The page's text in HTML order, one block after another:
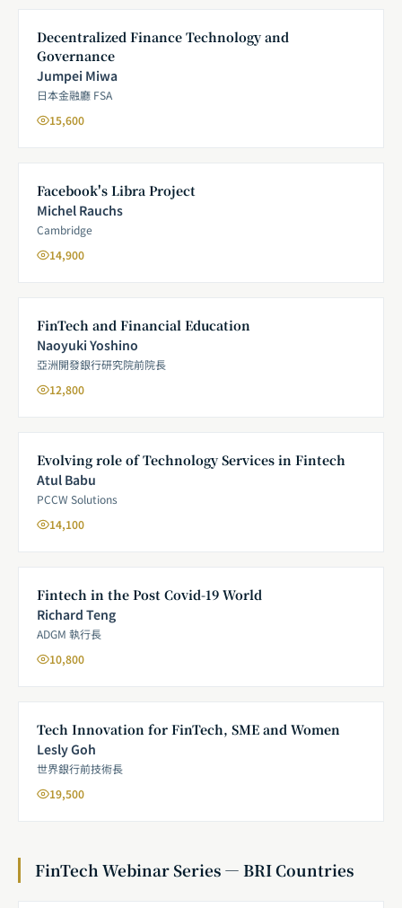
Decentralized Finance Technology and
Governance
Jumpei Miwa
日本金融廳 FSA
15,600
Facebook's Libra Project
Michel Rauchs
Cambridge
14,900
FinTech and Financial Education
Naoyuki Yoshino
亞洲開發銀行研究院前院長
12,800
Evolving role of Technology Services in Fintech
Atul Babu
PCCW Solutions
14,100
Fintech in the Post Covid-19 World
Richard Teng
ADGM 執行長
10,800
Tech Innovation for FinTech, SME and Women
Lesly Goh
世界銀行前技術長
19,500
FinTech Webinar Series — BRI Countries